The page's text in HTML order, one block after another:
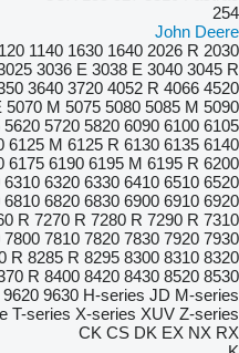
254
John Deere
1140 1630 1640 2026 R 2030
3036 E 3038 E 3040 3045 R
3640 3720 4052 R 4066 4520
5070 M 5075 5080 5085 M 5090
5620 5720 5820 6090 6100 6105
6125 M 6125 R 6130 6135 6140
6175 6190 6195 M 6195 R 6200
6310 6320 6330 6410 6510 6520
6810 6820 6830 6900 6910 6920
R 7270 R 7280 R 7290 R 7310
7800 7810 7820 7830 7920 7930
R 8285 R 8295 8300 8310 8320
R 8400 8420 8430 8520 8530
9620 9630 H-series JD M-series
T-series X-series XUV Z-series
CK CS DK EX NX RX